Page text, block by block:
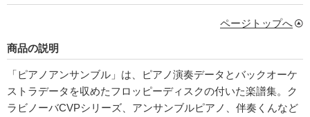
ページトップへ
商品の説明
「ピアノアンサンブル」は、ピアノ演奏データとバックオーケ
ストラデータを収めたフロッピーディスクの付いた楽譜集。ク
ラビノーバCVPシリーズ、アンサンブルピアノ、伴奏くんなど